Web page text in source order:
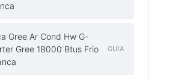
Gree Ar Cond Hw G-
Gree 18000 Btus Frio
GUIA